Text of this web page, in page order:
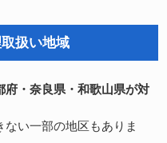
扱い地域
府・奈良県・和歌山県が対
い一部の地区もありま